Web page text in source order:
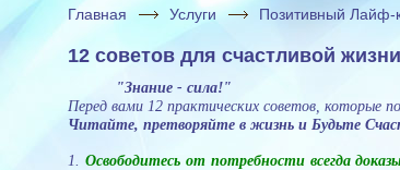
Главная Услуги Позитивный Лайф-
12 советов для счастливой жизни
"Знание - сила!"
Перед вами 12 практических советов, которые
Читайте, претворяйте в жизнь и Будьте
1. Освободитесь от потребности всегда